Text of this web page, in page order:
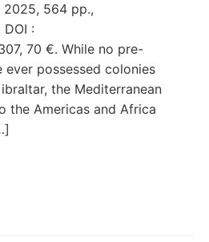
2025, 564 pp.,
:
70 €. While no pre-
possessed colonies
the Mediterranean
the Americas and Africa